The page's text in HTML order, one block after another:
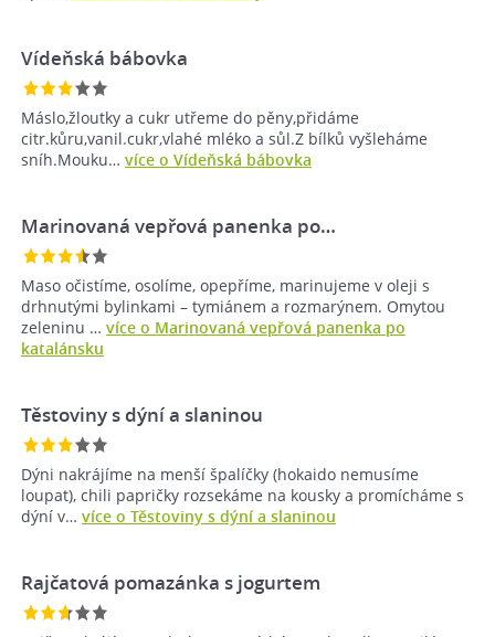
Vídeňská bábovka
Máslo,žloutky a cukr utřeme do pěny,přidáme
citr.kůru,vanil.cukr,vlahé mléko a sůl.Z bílků vyšleháme
sníh.Mouku… více o Vídeňská bábovka
Marinovaná vepřová panenka po…
Maso očistíme, osolíme, opepříme, marinujeme v oleji s
drhnutými bylinkami – tymiánem a rozmarýnem. Omytou
zeleninu … více o Marinovaná vepřová panenka po
katalánsku
Těstoviny s dýní a slaninou
Dýni nakrájíme na menší špalíčky (hokaido nemusíme
loupat), chili papričky rozsekáme na kousky a promícháme s
dýní v… více o Těstoviny s dýní a slaninou
Rajčatová pomazánka s jogurtem